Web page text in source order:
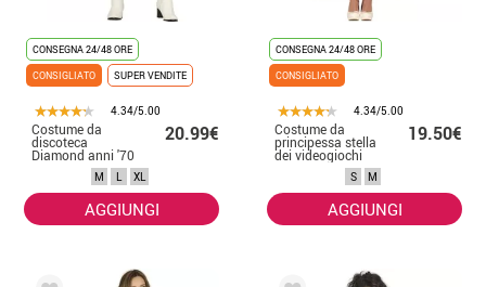
CONSEGNA 24/48 ORE
CONSIGLIATO
SUPER VENDITE
4.34/5.00
Costume da
discoteca
Diamond anni '70
20.99€
M L XL
AGGIUNGI
CONSEGNA 24/48 ORE
CONSIGLIATO
4.34/5.00
Costume da
principessa stella
dei videogiochi
per donna
19.50€
S M
AGGIUNGI